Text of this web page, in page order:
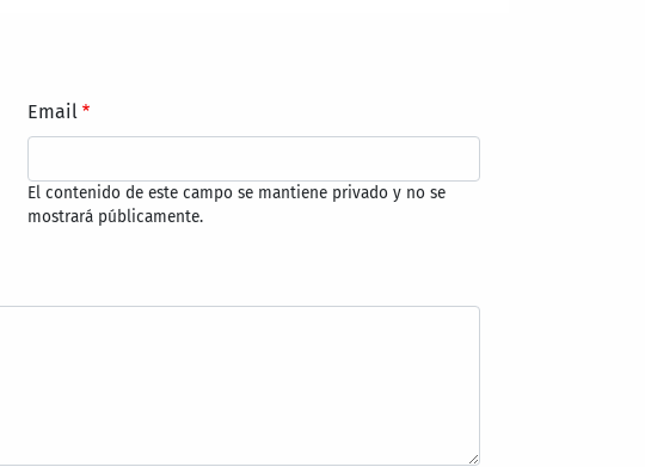
Email
El contenido de este campo se mantiene privado y no se
mostrará públicamente.